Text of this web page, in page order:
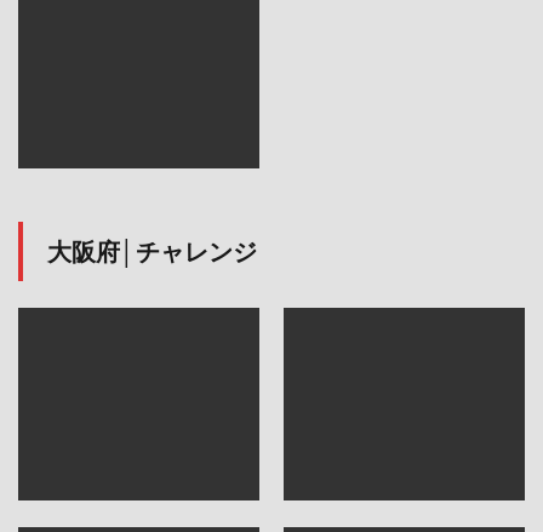
大阪府│チャレンジ